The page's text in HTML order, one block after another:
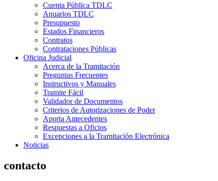
Cuenta Pública TDLC
Anuarios TDLC
Presupuesto
Estados Financieros
Contratos
Contrataciones Públicas
Oficina Judicial
Acerca de la Tramitación
Preguntas Frecuentes
Instructivos y Manuales
Tramite Fácil
Validador de Documentos
Criterios de Autorizaciones de Poder
Aporta Antecedentes
Respuestas a Oficios
Excepciones a la Tramitación Electrónica
Noticias
contacto